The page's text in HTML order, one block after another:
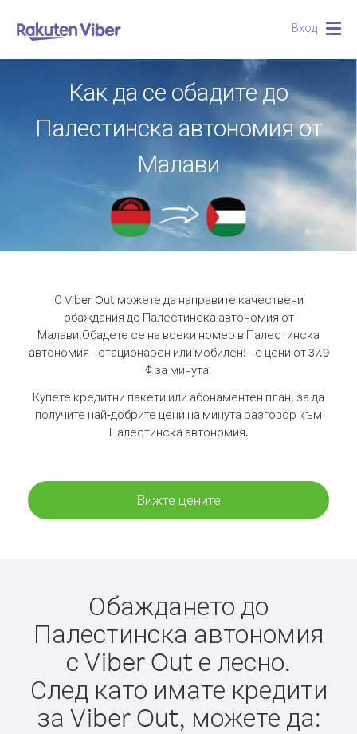
Вход
Как да се обадите до
Палестинска автономия от
Малави
С Viber Out можете да направите качествени
обаждания до Палестинска автономия от
Малави.Обадете се на всеки номер в Палестинска
автономия - стационарен или мобилен! - с цени от 37.9
¢ за минута.
Купете кредитни пакети или абонаментен план, за да
получите най-добрите цени на минута разговор към
Палестинска автономия.
Вижте цените
Обаждането до
Палестинска автономия
с Viber Out е лесно.
След като имате кредити
за Viber Out, можете да: